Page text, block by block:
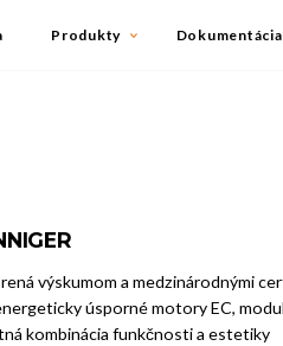
Produkty Dokumentácia
výskumom a medzinárodnými
úsporné motory EC,
kombinácia funkčnosti a estetiky